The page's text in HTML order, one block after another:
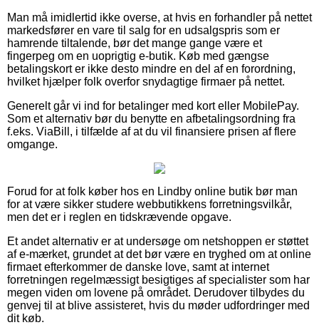
Man må imidlertid ikke overse, at hvis en forhandler på nettet
markedsfører en vare til salg for en udsalgspris som er
hamrende tiltalende, bør det mange gange være et
fingerpeg om en uoprigtig e-butik. Køb med gængse
betalingskort er ikke desto mindre en del af en forordning,
hvilket hjælper folk overfor snydagtige firmaer på nettet.
Generelt går vi ind for betalinger med kort eller MobilePay.
Som et alternativ bør du benytte en afbetalingsordning fra
f.eks. ViaBill, i tilfælde af at du vil finansiere prisen af flere
omgange.
Forud for at folk køber hos en Lindby online butik bør man
for at være sikker studere webbutikkens forretningsvilkår,
men det er i reglen en tidskrævende opgave.
Et andet alternativ er at undersøge om netshoppen er støttet
af e-mærket, grundet at det bør være en tryghed om at online
firmaet efterkommer de danske love, samt at internet
forretningen regelmæssigt besigtiges af specialister som har
megen viden om lovene på området. Derudover tilbydes du
genvej til at blive assisteret, hvis du møder udfordringer med
dit køb.